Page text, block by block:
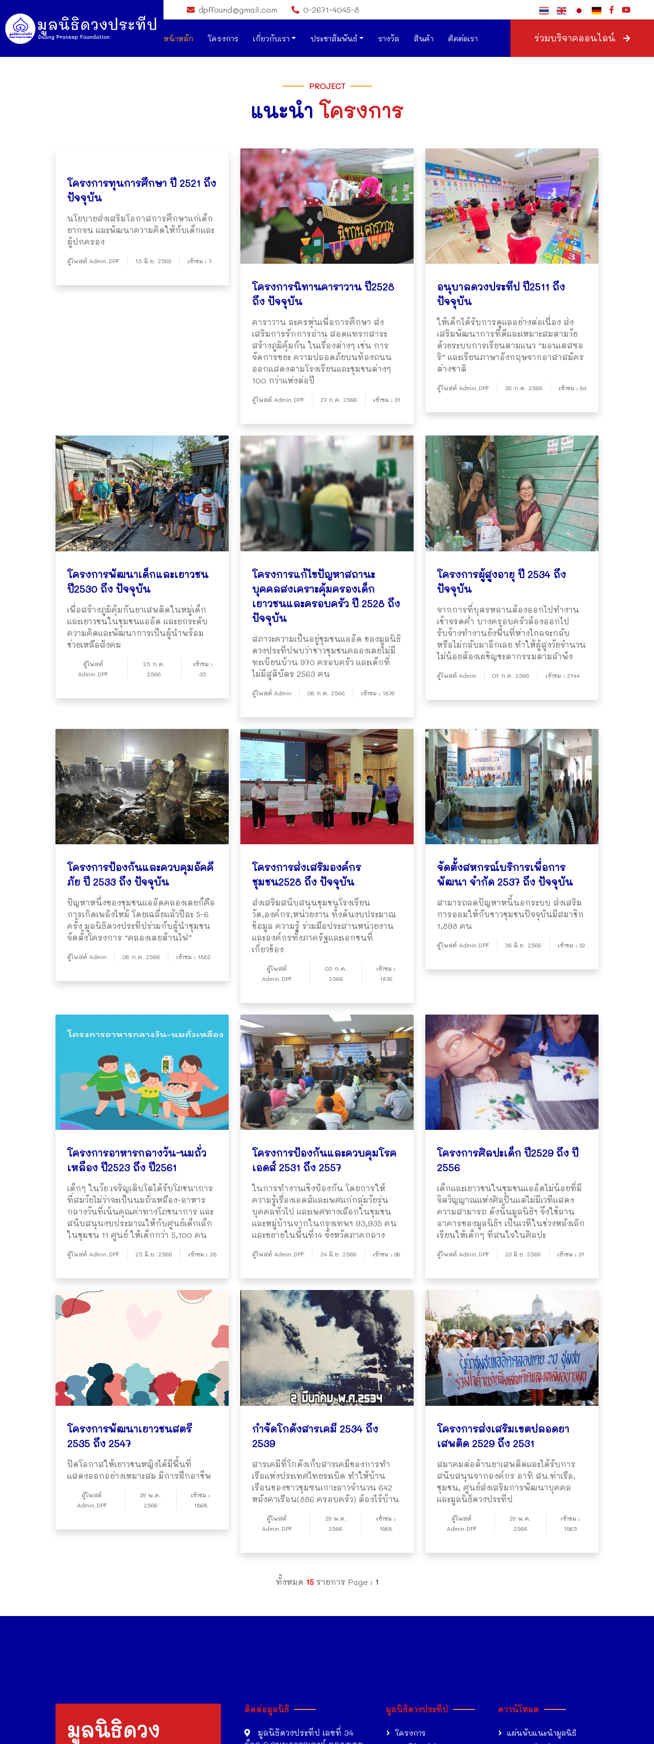
dpffound@gmail.com 0-2671-4045-8
หน้าหลัก โครงการ เกี่ยวกับเรา ประชาสัมพันธ์ รางวัล สินค้า ติดต่อเรา ร่วมบริจาคออนไลน์
PROJECT
แนะนำโครงการ
โครงการทุนการศึกษา ปี 2521 ถึง
ปัจจุบัน
นโยบายส่งเสริมโอกาสการศึกษาแก่เด็ก
ยากจน และพัฒนาความคิดให้กับเด็กและ
ผู้ปกครอง
ผู้โพสต์ Admin.DPF 15 มิ.ย. 2569 เข้าชม : 7
โครงการนิทานคาราวาน ปี2528
ถึง ปัจจุบัน
คาราวาน ละครหุ่นเพื่อการศึกษา ส่ง
เสริมการรักการอ่าน สอดแทรกสาระ
สร้างภูมิคุ้มกัน ในเรื่องต่างๆ เช่น การ
จัดการขยะ ความปลอดภัยบนท้องถนน
ออกแสดงตามโรงเรียนและชุมชนต่างๆ
100 กว่าแห่งต่อปี
ผู้โพสต์ Admin.DPF 27 ก.ค. 2566 เข้าชม : 31
อนุบาลดวงประทีป ปี2511 ถึง
ปัจจุบัน
ให้เด็กได้รับการดูแลอย่างต่อเนื่อง ส่ง
เสริมพัฒนาการที่ดีและเหมาะสมตามวัย
ด้วยระบบการเรียนตามแนว “มอนเตสซอ
ริ” และเรียนภาษาอังกฤษจากอาสาสมัคร
ต่างชาติ
ผู้โพสต์ Admin.DPF 26 ก.ค. 2566 เข้าชม : 84
โครงการพัฒนาเด็กและเยาวชน
ปี2530 ถึง ปัจจุบัน
เพื่อสร้างภูมิคุ้มกันยาเสพติดในหมู่เด็ก
และเยาวชนในชุมชนแออัด และยกระดับ
ความคิดและพัฒนาการเป็นผู้นำพร้อม
ช่วยเหลือสังคม
ผู้โพสต์
Admin.DPF
25 ก.ค.
2566
เข้าชม :
35
โครงการแก้ไขปัญหาสถานะ
บุคคลสงเคราะคุ้มครองเด็ก
เยาวชนและครอบครัว ปี 2528 ถึง
ปัจจุบัน
สภาวะความเป็นอยู่ชุมชนแออัด ของมูลนิธิ
ดวงประทีปพบว่าชาวชุมชนคลองเตยไม่มี
ทะเบียนบ้าน 970 ครอบครัว และเด็กที่
ไม่มีสูติบัตร 2563 คน
ผู้โพสต์ Admin 08 ก.ค. 2566 เข้าชม : 1879
โครงการผู้สูงอายุ ปี 2534 ถึง
ปัจจุบัน
จากการที่บุตรหลานต้องออกไปทำงาน
เช้าจรดค่ำ บางครอบครัวต้องออกไป
รับจ้างทำงานยังพื้นที่ห่างไกลจะกลับ
หรือไม่กลับมาอีกเลย ทำให้ผู้สูงวัยจำนวน
ไม่น้อยต้องเผชิญชะตากรรมตามลำพัง
ผู้โพสต์ Admin 07 ก.ค. 2566 เข้าชม : 2144
โครงการป้องกันและควบคุมอัคคี
ภัย ปี 2533 ถึง ปัจจุบัน
ปัญหาหนึ่งของชุมชนแออัดคลองเตยก็คือ
การเกิดเพลิงไหม้ โดยเฉลี่ยแล้วปีละ 5-6
ครั้ง มูลนิธิดวงประทีปร่วมกับผู้นำชุมชน
จัดตั้งโครงการ “คลองเตยต้านไฟ”
ผู้โพสต์ Admin 06 ก.ค. 2566 เข้าชม : 1882
โครงการส่งเสริมองค์กร
ชุมชน2528 ถึง ปัจจุบัน
ส่งเสริมสนับสนุนชุมชนโรงเรียน
วัด,องค์กร,หน่วยงาน ทั้งด้นงบประมาณ
ข้อมูล ความรู้ ร่วมมือประสานหน่วยงาน
และองค์กรทั้งภาครัฐและเอกชนที่
เกี่ยวข้อง
ผู้โพสต์
Admin.DPF
05 ก.ค.
2566
เข้าชม :
1879
จัดตั้งสหกรณ์บริการเพื่อการ
พัฒนา จำกัด 2537 ถึง ปัจจุบัน
สามารถลดปัญหาหนี้นอกระบบ ส่งเสริม
การออมให้กับชาวชุมชนปัจจุบันมีสมาชิก
1,898 คน
ผู้โพสต์ Admin.DPF 26 มิ.ย. 2566 เข้าชม : 32
โครงการอาหารกลางวัน-นมถั่ว
เหลือง ปี2523 ถึง ปี2561
เด็กๆ ในวัย เจริญเติบโตได้รับโภชนาการ
ที่สมวัยไม่ว่าจะเป็นนมถั่วเหลือง-อาหาร
กลางวันที่เน้นคุณค่าทางโภชนาการ และ
สนับสนุนงบประมาณให้กับศูนย์เด็กเล็ก
ในชุมชน 11 ศูนย์ ให้เด็กกว่า 5,100 คน
ผู้โพสต์ Admin.DPF 25 มิ.ย. 2566 เข้าชม : 28
โครงการป้องกันและควบคุมโรค
เอดส์ 2531 ถึง 2557
ในการทำงานเชิงป้องกัน โดยการให้
ความรู้เรื่องเอดส์และเพศแก่กลุ่มวัยรุ่น
บุคคลทั่วไป และเพศทางเลือกในชุมชน
และหมู่บ้านจากในกรุงเทพฯ 93,935 คน
และขยายในพื้นที่14 จังหวัดภาคกลาง
ผู้โพสต์ Admin.DPF 24 มิ.ย. 2566 เข้าชม : 36
โครงการศิลปะเด็ก ปี2529 ถึง ปี
2556
เด็กและเยาวชนในชุมชนแออัดไม่น้อยที่มี
จิตวิญญาณแห่งศิลปินแต่ไม่มีเวทีแสดง
ความสามารถ ดังนั้นมูลนิธิฯ จึงใช้ลาน
อาคารของมูลนิธิฯ เป็นเวทีในช่วงหลังเลิก
เรียนให้เด็กๆ ที่สนใจในศิลปะ
ผู้โพสต์ Admin.DPF 23 มิ.ย. 2566 เข้าชม : 31
โครงการพัฒนาเยาวชนสตรี
2535 ถึง 2547
ปิดโอกาสให้เยาวชนหญิงได้มีพื้นที่
แสดงออกอย่างเหมาะสม มีการฝึกอาชีพ
ผู้โพสต์
Admin.DPF
29 พ.ค.
2566
เข้าชม :
1868
กำจัดโกดังสารเคมี 2534 ถึง
2539
สารเคมีที่โกดังเก็บสารเคมีของการทำ
เรือแห่งประเทศไทยระเบิด ทำให้บ้าน
เรือนของชาวชุมซนเกาะลาวจำนวน 642
หลังคาเรือน(886 ครอบครัว) ต้องไร้บ้าน
ผู้โพสต์
Admin.DPF
29 พ.ค.
2566
เข้าชม :
1968
โครงการส่งเสริมเขตปลอดยา
เสพติด 2529 ถึง 2531
สมาคมต่อต้านยาเสพติดและได้รับการ
สนับสนุนจากองค์กร อาทิ สน.ท่าเรือ,
ชุมชน, ศูนย์ส่งเสริมการพัฒนาบุคคล
และมูลนิธิดวงประทีป
ผู้โพสต์
Admin.DPF
29 พ.ค.
2566
เข้าชม :
1965
ทั้งหมด 15 รายการ Page : 1
มูลนิธิดวง
ติดต่อมูลนิธิ
มูลนิธิดวงประทีป เลขที่ 34
มูลนิธิดวงประทีป
โครงการ
ดาวน์โหลด
แผ่นพับแนะนำมูลนิธิ